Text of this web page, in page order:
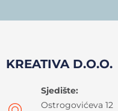
KREATIVA D.O.O.
Sjedište:
Ostrogovićeva 12